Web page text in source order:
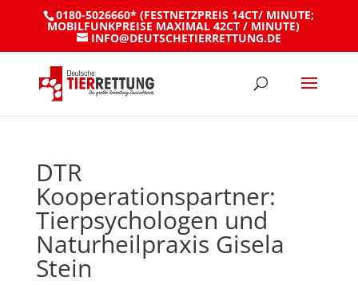
0180-5026660* (FESTNETZPREIS 14CT/ MINUTE;
MOBILFUNKPREISE MAXIMAL 42CT / MINUTE)
INFO@DEUTSCHETIERRETTUNG.DE
DTR
Kooperationspartner:
Tierpsychologen und
Naturheilpraxis Gisela
Stein